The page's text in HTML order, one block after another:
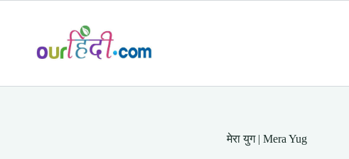
मेरा युग | Mera Yug